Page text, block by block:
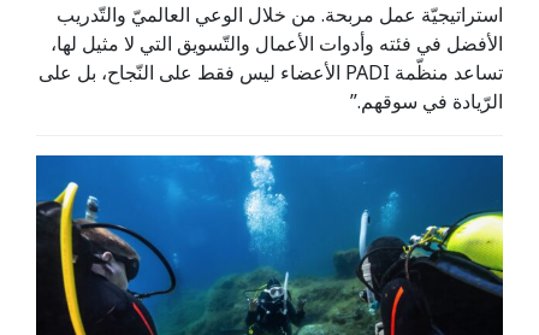
استراتيجيّة عمل مربحة. من خلال الوعي العالميّ والتّدريب
الأفضل في فئته وأدوات الأعمال والتّسويق التي لا مثيل لها،
تساعد منظّمة PADI الأعضاء ليس فقط على النّجاح، بل على
الرّيادة في سوقهم.”